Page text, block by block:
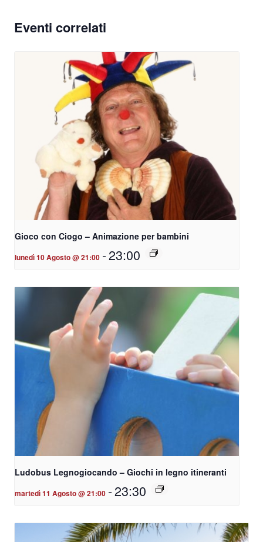
Eventi correlati
Gioco con Ciogo – Animazione per bambini
lunedì 10 Agosto @ 21:00 -23:00
Ludobus Legnogiocando – Giochi in legno itineranti
martedì 11 Agosto @ 21:00 -23:30